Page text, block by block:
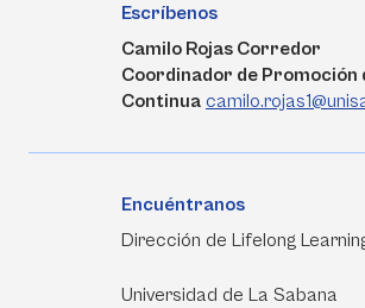
Escríbenos
Camilo Rojas Corredor
Coordinador de Promoción
Continua
Encuéntranos
Dirección de Lifelong
Universidad de La Sabana